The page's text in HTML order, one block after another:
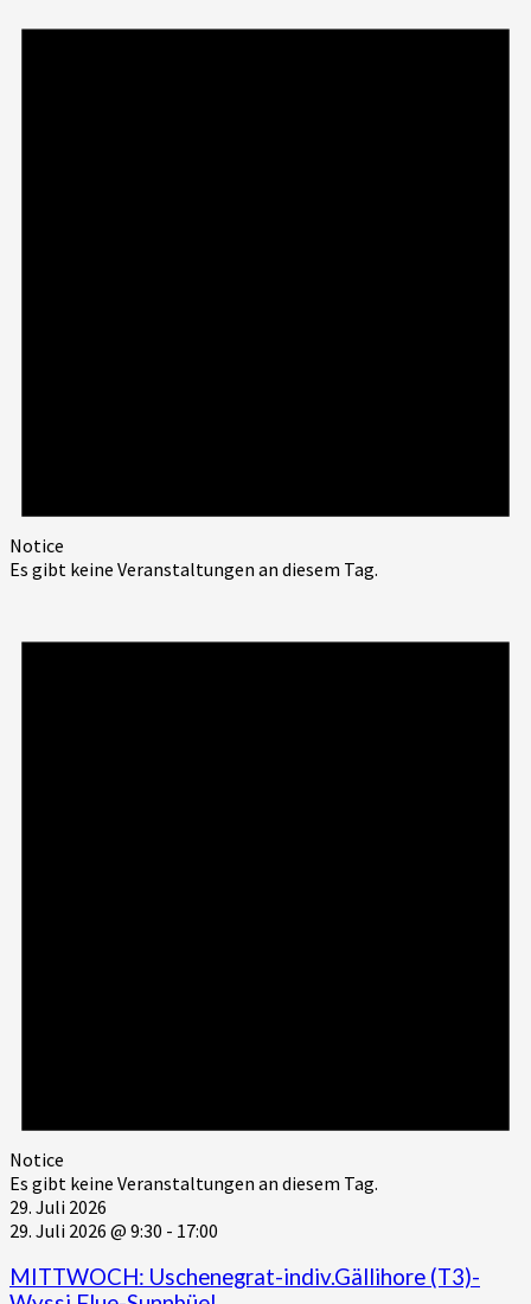
Notice
Es gibt keine Veranstaltungen an diesem Tag.
Notice
Es gibt keine Veranstaltungen an diesem Tag.
29. Juli 2026
29. Juli 2026 @ 9:30 - 17:00
MITTWOCH: Uschenegrat-indiv.Gällihore (T3)-